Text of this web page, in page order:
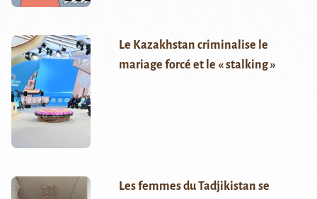
Le Kazakhstan criminalise le
mariage forcé et le « stalking »
Les femmes du Tadjikistan se